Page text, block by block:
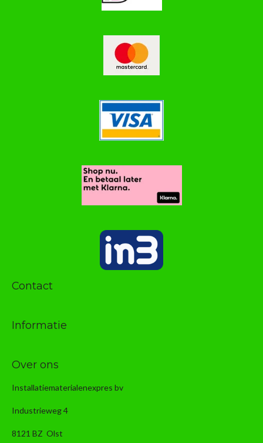
Contact
Informatie
Over ons
Installatiematerialenexpres bv
Industrieweg 4
8121 BZ Olst